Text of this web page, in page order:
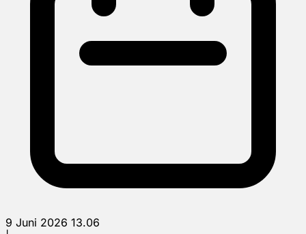
9 Juni 2026 13.06